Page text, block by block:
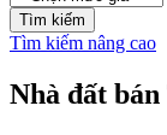
Tìm kiếm nâng cao
Nhà đất